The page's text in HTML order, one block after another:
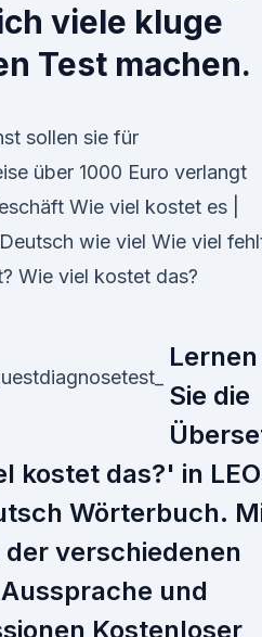
viele kluge
Test machen.
sollen sie für
über 1000 Euro verlangt
Wie viel kostet es |
wie viel Wie viel
Wie viel kostet das?
Lernen
Sie die
kostet das?' in
Wörterbuch.
verschiedenen
und
Kostenloser